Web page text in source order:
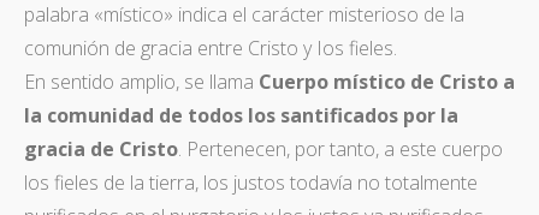
palabra «místico» indica el carácter misterioso de la
comunión de gracia entre Cristo y Ios fieles.
En sentido amplio, se llama Cuerpo místico de Cristo a
la comunidad de todos los santificados por la
gracia de Cristo. Pertenecen, por tanto, a este cuerpo
los fieles de la tierra, los justos todavía no totalmente